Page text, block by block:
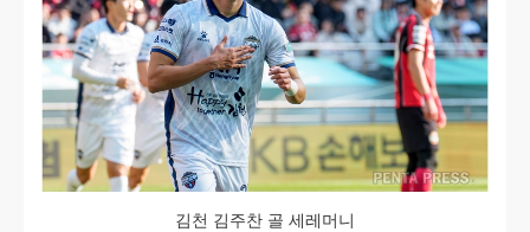
김천 김주찬 골 세레머니